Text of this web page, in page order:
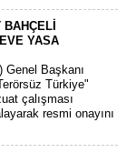
YASA
Başkanı
Türkiye"
çalışması
resmi onayını